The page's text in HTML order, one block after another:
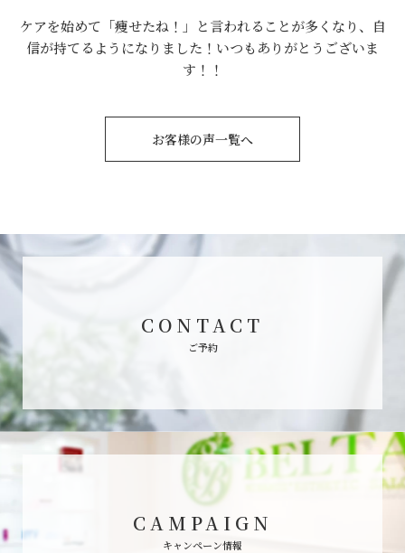
ケアを始めて「痩せたね！」と言われることが多くなり、自
信が持てるようになりました！いつもありがとうございま
す！！
お客様の声一覧へ
CONTACT
ご予約
CAMPAIGN
キャンペーン情報